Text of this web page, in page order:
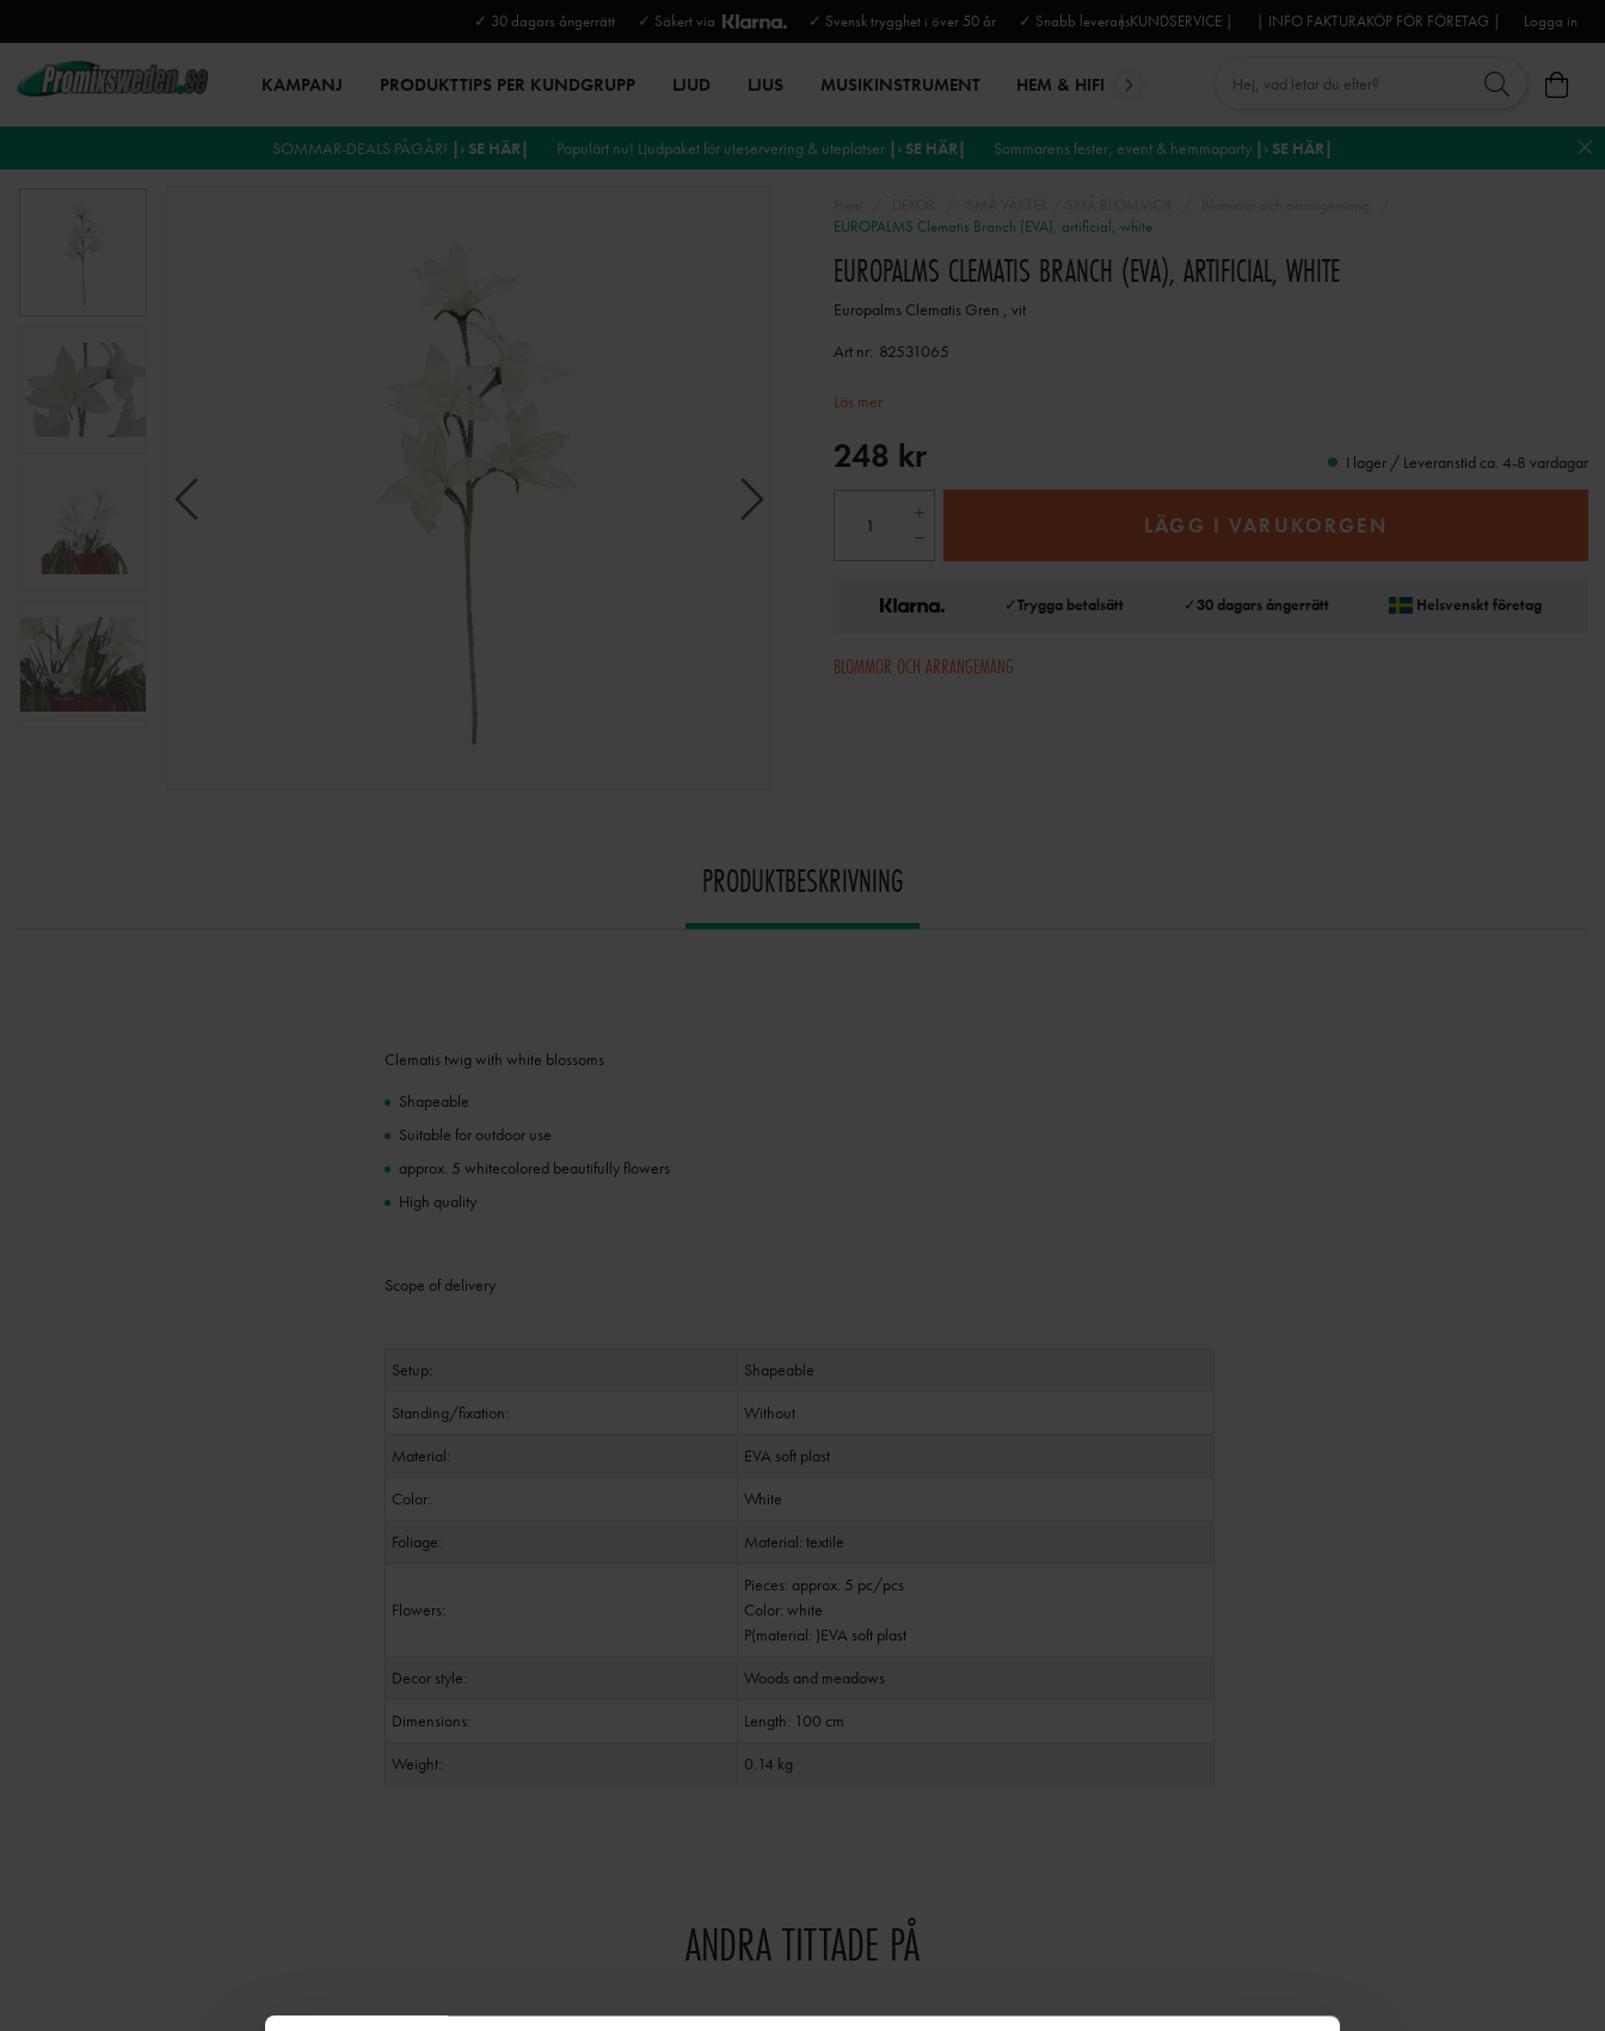
✓ 30 dagars ångerrätt ✓ Säkert via ✓ Svensk trygghet i över 50 år ✓ Snabb leverans| KUNDSERVICE | | INFO FAKTURAKÖP FÖR FÖRETAG | Logga in
KAMPANJ PRODUKTTIPS PER KUNDGRUPP LJUD LJUS MUSIKINSTRUMENT HEM & HIFI MIKROFONER DJ-UTRUSTNING TROSS
SOMMAR-DEALS PÅGÅR! |› SE HÄR| Populärt nu! Ljudpaket för uteservering & uteplatser |› SE HÄR| Sommarens fester, event & hemmaparty |› SE HÄR|
EUROPALMS Clematis Branch (EVA), artificial, white
EUROPALMS CLEMATIS BRANCH (EVA), ARTIFICIAL, WHITE
Europalms Clematis Gren , vit
Art nr: 82531065
Läs mer
248 kr I lager / Leveranstid ca. 4-8 vardagar
LÄGG I VARUKORGEN
✓Trygga betalsätt ✓30 dagars ångerrätt Helsvenskt företag
BLOMMOR OCH ARRANGEMANG
PRODUKTBESKRIVNING
Clematis twig with white blossoms
Shapeable
Suitable for outdoor use
approx. 5 whitecolored beautifully flowers
High quality
Scope of delivery
Setup:
Shapeable
Standing/fixation:
Without
Material:
EVA soft plast
Color:
White
Foliage:
Material: textile
Flowers:
Pieces: approx. 5 pc/pcs
Color: white
P(material: )EVA soft plast
Decor style:
Woods and meadows
Dimensions:
Length: 100 cm
Weight:
0.14 kg
ANDRA TITTADE PÅ